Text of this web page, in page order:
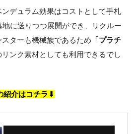
ンデュラム効果はコストとして手札
に送りつつ展開ができ、リクルー
ターも機械族であるため 「プラチ
リンク素材としても利用できるでし
紹介はコチラ⬇︎